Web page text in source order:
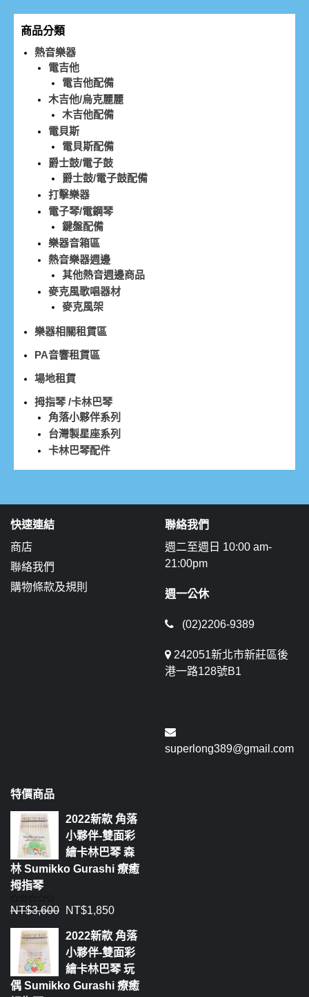
商品分類
熱音樂器
電吉他
電吉他配備
木吉他/烏克麗麗
木吉他配備
電貝斯
電貝斯配備
爵士鼓/電子鼓
爵士鼓/電子鼓配備
打擊樂器
電子琴/電鋼琴
鍵盤配備
樂器音箱區
熱音樂器週邊
其他熱音週邊商品
麥克風歌唱器材
麥克風架
樂器相關租賃區
PA音響租賃區
場地租賃
拇指琴 /卡林巴琴
角落小夥伴系列
台灣製星座系列
卡林巴琴配件
快速連結
商店
聯絡我們
購物條款及規則
聯絡我們
週二至週日 10:00 am-
21:00pm
週一公休
(02)2206-9389
242051新北市新莊區後
港一路128號B1
superlong389@gmail.com
特價商品
2022新款 角落
小夥伴-雙面彩
繪卡林巴琴 森
林 Sumikko Gurashi 療癒
拇指琴
評
0
NT$3,600 NT$1,850
2022新款 角落
小夥伴-雙面彩
繪卡林巴琴 玩
偶 Sumikko Gurashi 療癒